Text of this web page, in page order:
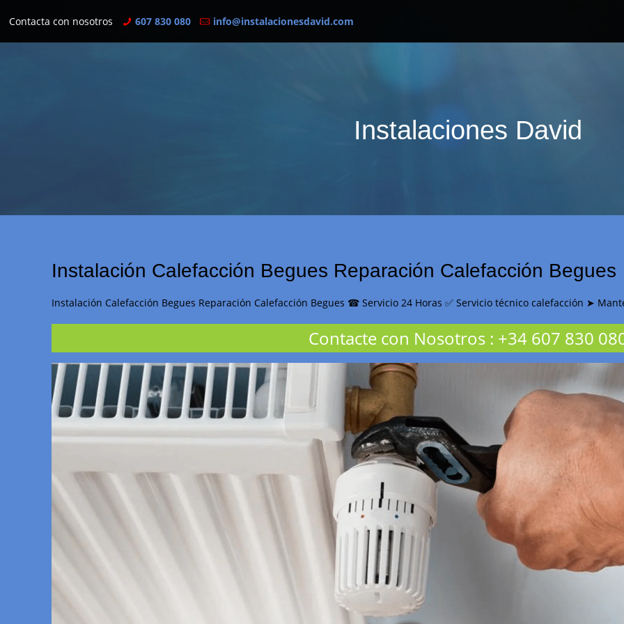
Contacta con nosotros 607 830 080 info@instalacionesdavid.com
Instalaciones David
Instalación Calefacción Begues Reparación Calefacción Begues
Instalación Calefacción Begues Reparación Calefacción Begues ☎ Servicio 24 Horas ✅ Servicio técnico calefacción ➤
Contacte con Nosotros: +34 607 830